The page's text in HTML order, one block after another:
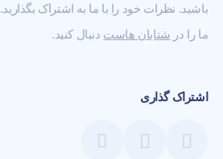
باشید. نظرات خود را با ما به اشتراک بگذارید.
ما را در شتابان هاست دنبال کنید.
اشتراک گذاری